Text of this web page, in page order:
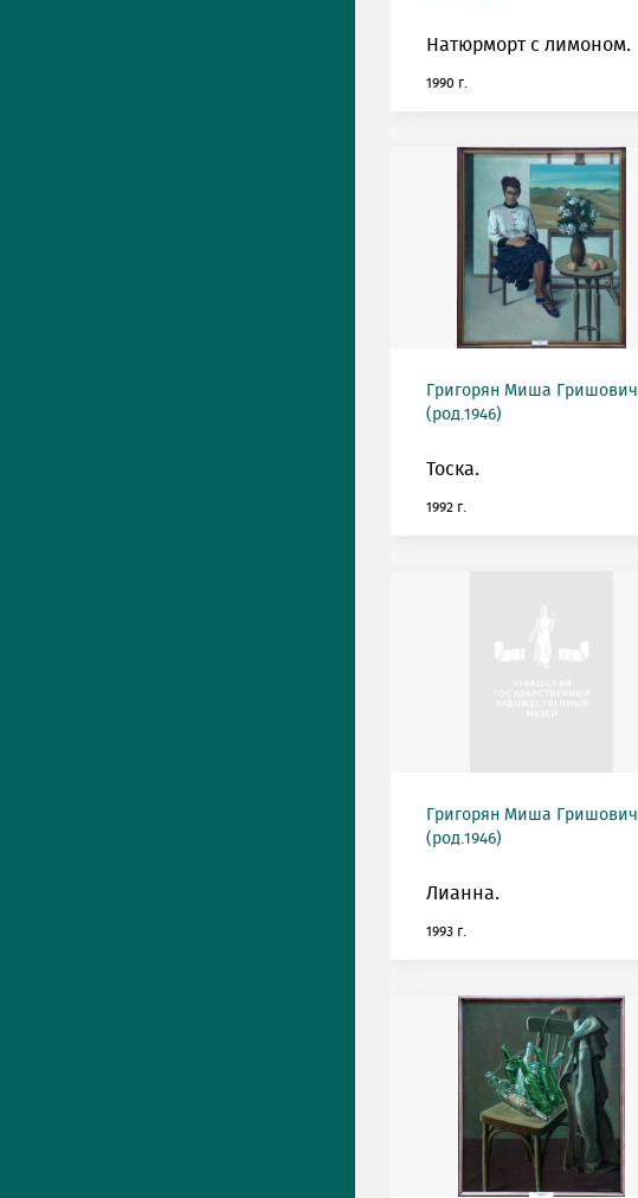
Натюрморт с лимоном.
1990 г.
Григорян Миша Гришович
(род.1946)
Тоска.
1992 г.
Григорян Миша Гришович
(род.1946)
Лианна.
1993 г.